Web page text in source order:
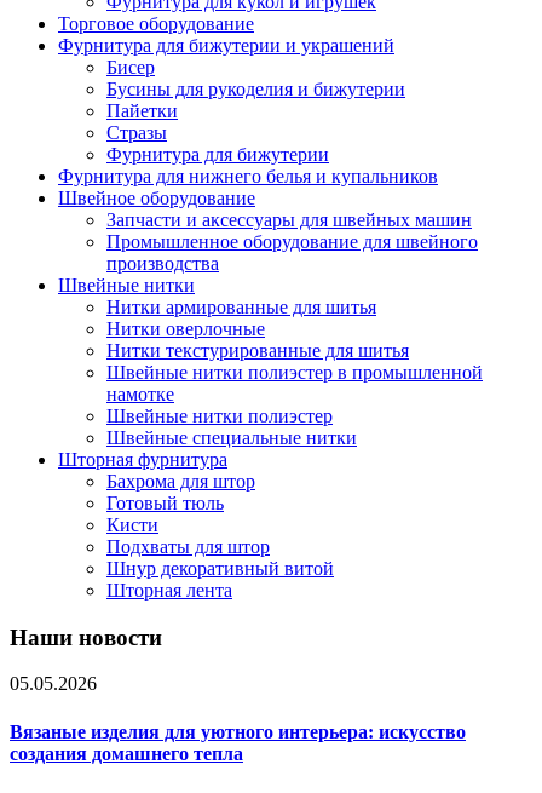
Торговое оборудование
Фурнитура для бижутерии и украшений
Бисер
Бусины для рукоделия и бижутерии
Пайетки
Стразы
Фурнитура для бижутерии
Фурнитура для нижнего белья и купальников
Швейное оборудование
Запчасти и аксессуары для швейных машин
Промышленное оборудование для швейного
производства
Швейные нитки
Нитки армированные для шитья
Нитки оверлочные
Нитки текстурированные для шитья
Швейные нитки полиэстер в промышленной
намотке
Швейные нитки полиэстер
Швейные специальные нитки
Шторная фурнитура
Бахрома для штор
Готовый тюль
Кисти
Подхваты для штор
Шнур декоративный витой
Шторная лента
Наши новости
05.05.2026
Вязаные изделия для уютного интерьера: искусство
создания домашнего тепла